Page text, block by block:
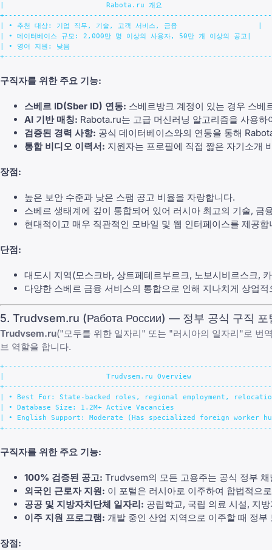
|                        Rabota.ru 개요
| • 추천 대상: 기업 직무, 기술, 고객 서비스, 금융                   |
| • 데이터베이스 규모: 2,000만 명 이상의 사용자, 50만 개 이상의 공고|
| • 영어 지원: 낮음
구직자를 위한 주요 기능:
스베르 ID(Sber ID) 연동: 스베르방크 계정이 있는 경우 스베
AI 기반 매칭: Rabota.ru는 고급 머신러닝 알고리즘을 사용
검증된 경력 사항: 공식 데이터베이스와의 연동을 통해
통합 비디오 이력서: 지원자는 프로필에 직접 짧은 자기소개
장점:
높은 보안 수준과 낮은 스팸 공고 비율을 자랑합니다.
스베르 생태계에 깊이 통합되어 있어 러시아 최고의 기술,
현대적이고 매우 직관적인 모바일 및 웹 인터페이스를 제공합
단점:
대도시 지역(모스크바, 상트페테르부르크, 노보시비르스크,
다양한 스베르 금융 서비스의 통합으로 인해 지나치게 상업
5. Trudvsem.ru (Работа России) — 정부 공식 구직 포
Trudvsem.ru("모두를 위한 일자리" 또는 "러시아의 일자리"로 번
브 역할을 합니다.
|                        Trudvsem.ru Overview
| • Best For: State-backed roles, regional employment,
| • Database Size: 1.2M+ Active Vacancies
| • English Support: Moderate (Has specialized foreign worker
구직자를 위한 주요 기능:
100% 검증된 공고: Trudvsem의 모든 고용주는 공식 정부
외국인 근로자 지원: 이 포털은 러시아로 이주하여 합법적으
공공 및 지방자치단체 일자리: 공립학교, 국립 의료 시설, 지
이주 지원 프로그램: 개발 중인 산업 지역으로 이주할 때 정
장점: